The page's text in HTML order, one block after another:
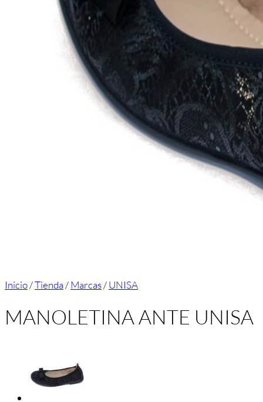
Inicio/Tienda/Marcas/UNISA
MANOLETINA ANTE UNISA